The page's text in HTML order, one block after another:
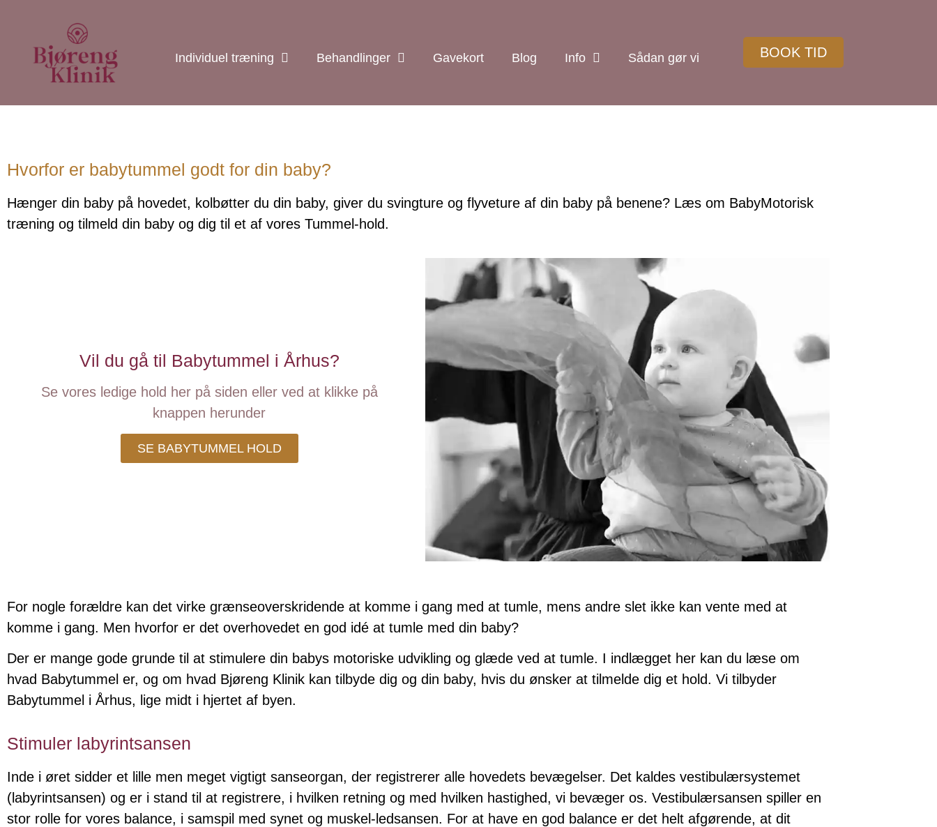
Individuel træning Behandlinger Gavekort Blog Info Sådan gør vi BOOK TID
Hvorfor er babytummel godt for din baby?
Hænger din baby på hovedet, kolbøtter du din baby, giver du svingture og flyveture af din baby på benene? Læs om BabyMotorisk
træning og tilmeld din baby og dig til et af vores Tummel-hold.
Vil du gå til Babytummel i Århus?
Se vores ledige hold her på siden eller ved at klikke på
knappen herunder
SE BABYTUMMEL HOLD
For nogle forældre kan det virke grænseoverskridende at komme i gang med at tumle, mens andre slet ikke kan vente med at
komme i gang. Men hvorfor er det overhovedet en god idé at tumle med din baby?
Der er mange gode grunde til at stimulere din babys motoriske udvikling og glæde ved at tumle. I indlægget her kan du læse om
hvad Babytummel er, og om hvad Bjøreng Klinik kan tilbyde dig og din baby, hvis du ønsker at tilmelde dig et hold. Vi tilbyder
Babytummel i Århus, lige midt i hjertet af byen.
Stimuler labyrintsansen
Inde i øret sidder et lille men meget vigtigt sanseorgan, der registrerer alle hovedets bevægelser. Det kaldes vestibulærsystemet
(labyrintsansen) og er i stand til at registrere, i hvilken retning og med hvilken hastighed, vi bevæger os. Vestibulærsansen spiller en
stor rolle for vores balance, i samspil med synet og muskel-ledsansen. For at have en god balance er det helt afgørende, at dit